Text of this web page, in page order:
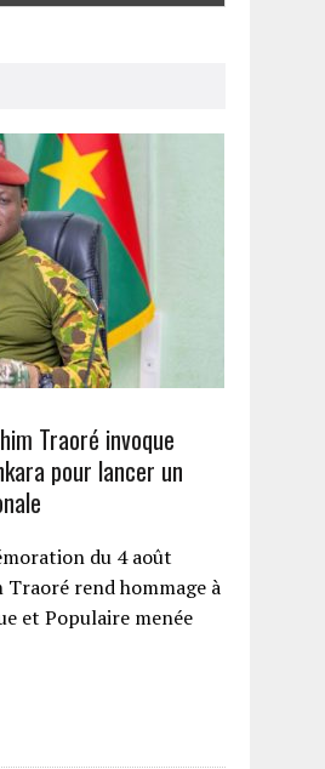
Traoré invoque
pour lancer un
du 4 août
rend hommage à
et Populaire menée